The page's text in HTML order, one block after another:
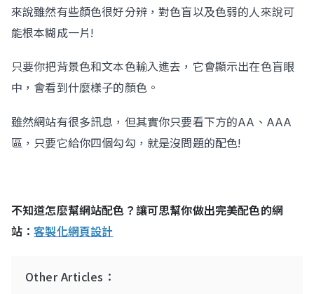
來說雖然有些顏色很好分辨，對色盲以及色弱的人來說可
能根本糊成一片!
只要你把背景色和文本色輸入進去，它會顯示出在色盲眼
中，會看到什麼樣子的顏色。
雖然網站有很多訊息，但其實你只要看下方的AA、AAA
區，只要它給你四個勾勾，就是沒問題的配色!
不知道怎麼幫網站配色？讓可思幫你做出完美配色的網
站：客製化網頁設計
Other Articles：